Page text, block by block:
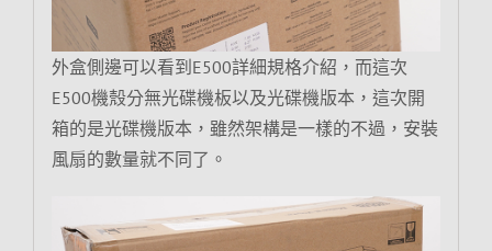
外盒側邊可以看到E500詳細規格介紹，而這次
E500機殼分無光碟機板以及光碟機版本，這次開
箱的是光碟機版本，雖然架構是一樣的不過，安裝
風扇的數量就不同了。